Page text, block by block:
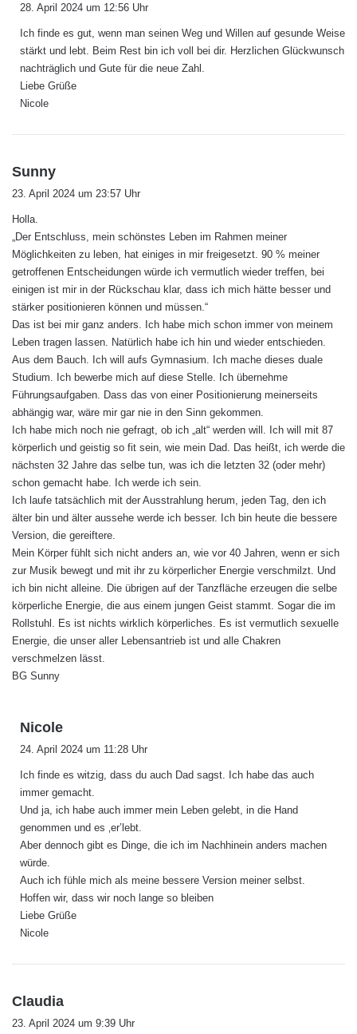
t
:
28. April 2024 um 12:56 Uhr
Ich finde es gut, wenn man seinen Weg und Willen auf gesunde Weise
stärkt und lebt. Beim Rest bin ich voll bei dir. Herzlichen Glückwunsch
nachträglich und Gute für die neue Zahl.
Liebe Grüße
Nicole
Sunny
:
23. April 2024 um 23:57 Uhr
Holla.
„Der Entschluss, mein schönstes Leben im Rahmen meiner
Möglichkeiten zu leben, hat einiges in mir freigesetzt. 90 % meiner
getroffenen Entscheidungen würde ich vermutlich wieder treffen, bei
einigen ist mir in der Rückschau klar, dass ich mich hätte besser und
stärker positionieren können und müssen.“
Das ist bei mir ganz anders. Ich habe mich schon immer von meinem
Leben tragen lassen. Natürlich habe ich hin und wieder entschieden.
Aus dem Bauch. Ich will aufs Gymnasium. Ich mache dieses duale
Studium. Ich bewerbe mich auf diese Stelle. Ich übernehme
Führungsaufgaben. Dass das von einer Positionierung meinerseits
abhängig war, wäre mir gar nie in den Sinn gekommen.
Ich habe mich noch nie gefragt, ob ich „alt“ werden will. Ich will mit 87
körperlich und geistig so fit sein, wie mein Dad. Das heißt, ich werde die
nächsten 32 Jahre das selbe tun, was ich die letzten 32 (oder mehr)
schon gemacht habe. Ich werde ich sein.
Ich laufe tatsächlich mit der Ausstrahlung herum, jeden Tag, den ich
älter bin und älter aussehe werde ich besser. Ich bin heute die bessere
Version, die gereiftere.
Mein Körper fühlt sich nicht anders an, wie vor 40 Jahren, wenn er sich
zur Musik bewegt und mit ihr zu körperlicher Energie verschmilzt. Und
ich bin nicht alleine. Die übrigen auf der Tanzfläche erzeugen die selbe
körperliche Energie, die aus einem jungen Geist stammt. Sogar die im
Rollstuhl. Es ist nichts wirklich körperliches. Es ist vermutlich sexuelle
Energie, die unser aller Lebensantrieb ist und alle Chakren
verschmelzen lässt.
BG Sunny
Nicole
t
:
24. April 2024 um 11:28 Uhr
Ich finde es witzig, dass du auch Dad sagst. Ich habe das auch
immer gemacht.
Und ja, ich habe auch immer mein Leben gelebt, in die Hand
genommen und es ‚er’lebt.
Aber dennoch gibt es Dinge, die ich im Nachhinein anders machen
würde.
Auch ich fühle mich als meine bessere Version meiner selbst.
Hoffen wir, dass wir noch lange so bleiben
Liebe Grüße
Nicole
Claudia
23. April 2024 um 9:39 Uhr